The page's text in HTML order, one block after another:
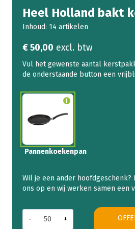
Heel Holland bakt
Inhoud: 14 artikelen
€50,00 excl. btw
Pannenkoekenpan
Holland